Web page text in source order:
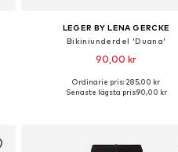
LEGER BY LENA GERCKE
Bikiniunderdel 'Duana'
90,00 kr
Tillgängliga storlekar: M, L, XXL
Ordinarie pris: 285,00 kr
Senaste lägsta pris:90,00 kr